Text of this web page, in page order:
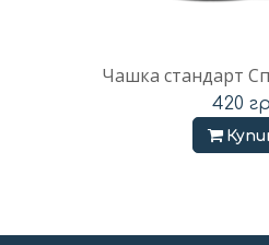
Чашка стандарт
420